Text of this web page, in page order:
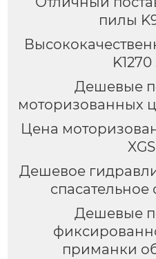
пилы
Дешевые
моторизованных
Цена
Дешевое
Дешевые
приманки